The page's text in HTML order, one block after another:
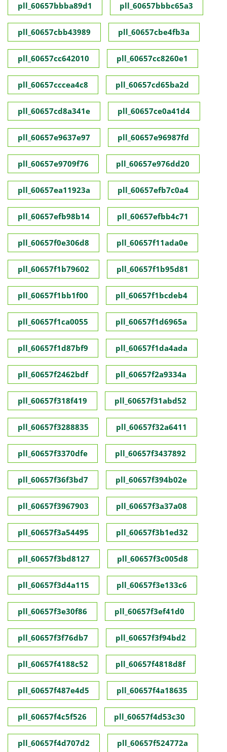
pll_60657bbba89d1 pll_60657bbbc65a3
pll_60657cbb43989 pll_60657cbe4fb3a
pll_60657cc642010 pll_60657cc8260e1
pll_60657cccea4c8 pll_60657cd65ba2d
pll_60657cd8a341e pll_60657ce0a41d4
pll_60657e9637e97 pll_60657e96987fd
pll_60657e9709f76 pll_60657e976dd20
pll_60657ea11923a pll_60657efb7c0a4
pll_60657efb98b14 pll_60657efbb4c71
pll_60657f0e306d8 pll_60657f11ada0e
pll_60657f1b79602 pll_60657f1b95d81
pll_60657f1bb1f00 pll_60657f1bcdeb4
pll_60657f1ca0055 pll_60657f1d6965a
pll_60657f1d87bf9 pll_60657f1da4ada
pll_60657f2462bdf pll_60657f2a9334a
pll_60657f318f419 pll_60657f31abd52
pll_60657f3288835 pll_60657f32a6411
pll_60657f3370dfe pll_60657f3437892
pll_60657f36f3bd7 pll_60657f394b02e
pll_60657f3967903 pll_60657f3a37a08
pll_60657f3a54495 pll_60657f3b1ed32
pll_60657f3bd8127 pll_60657f3c005d8
pll_60657f3d4a115 pll_60657f3e133c6
pll_60657f3e30f86 pll_60657f3ef41d0
pll_60657f3f76db7 pll_60657f3f94bd2
pll_60657f4188c52 pll_60657f4818d8f
pll_60657f487e4d5 pll_60657f4a18635
pll_60657f4c5f526 pll_60657f4d53c30
pll_60657f4d707d2 pll_60657f524772a